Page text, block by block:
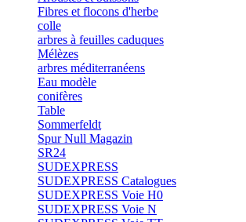
Fibres et flocons d'herbe
colle
arbres à feuilles caduques
Mélèzes
arbres méditerranéens
Eau modèle
conifères
Table
Sommerfeldt
Spur Null Magazin
SR24
SUDEXPRESS
SUDEXPRESS Catalogues
SUDEXPRESS Voie H0
SUDEXPRESS Voie N